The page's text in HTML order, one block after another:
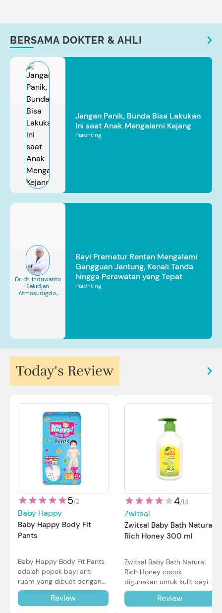
BERSAMA DOKTER & AHLI
Jangan Panik, Bunda Bisa Lakukan
Ini saat Anak Mengalami Kejang
Parenting
Dr. dr. Indriwanto
Sakidjan
Atmosudigdo,
Bayi Prematur Rentan Mengalami
Gangguan Jantung, Kenali Tanda
hingga Perawatan yang Tepat
Parenting
Today's Review
5/2
Baby Happy
Baby Happy Body Fit
Pants
Baby Happy Body Fit Pants
adalah popok bayi anti
ruam yang dibuat dengan
teknologi Air Through
Technology.Review
4/14
Zwitsal
Zwitsal Baby Bath Natural
Rich Honey 300 ml
Zwitsal Baby Bath Natural
Rich Honey cocok
digunakan untuk kulit bayi
baru lahir bahkan kulit
sensitif sekalipun. Simak
Review